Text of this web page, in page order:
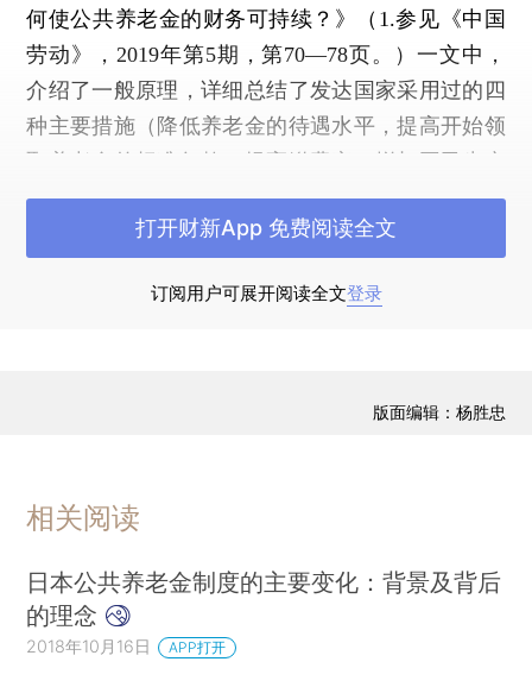
何使公共养老金的财务可持续？》
（1.参见《中国
劳动》，2019年第5期，第70—78页。） 一文中，
介绍了一般原理，详细总结了发达国家采用过的四
种主要措施（降低养老金的待遇水平，提高开始领
取养老金的标准年龄，提高缴费率，增加国民生产
总值）和五种其他手段（增加来自财政收入的转移
支付，提高缴费的收入基数，扩大覆盖面，扩展统
具体应该选择其中的哪些措施，各国应当根据本国
没有基金和投资。对于个人账户式的基金，理论和
有限，不能用来保障公共养老金的财务可持续。
本文以日本为例，主要介绍日本如何保障养老
金的财务可持续，周密细致、如履薄冰般地提高养
老金的领取年龄和削减待遇就是其中的重要举措。
订阅用户可展开阅读全文登录
打开财新App 免费阅读全文
版面编辑：杨胜忠
相关阅读
日本公共养老金制度的主要变化：背景及背后
的理念
2018年10月16日 APP打开